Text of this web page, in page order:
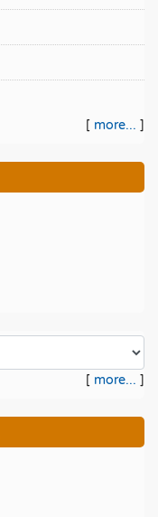
[ more... ]
[ more... ]